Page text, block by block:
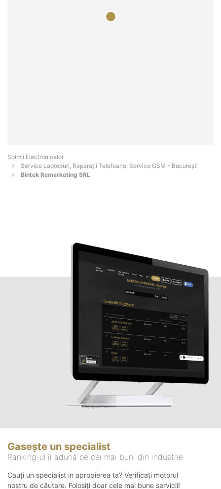
Șoimii Electronicelor
Service Laptopuri, Reparații Telefoane, Service GSM - Bucureşti
Bintek Remarketing SRL
Gasește un specialist
Ranking-ul îi adună pe cei mai buni din industrie
Cauți un specialist in apropierea ta? Verificați motorul
nostru de căutare. Folosiți doar cele mai bune servicii!